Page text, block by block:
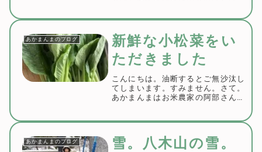
ブログかいてなかったですよ」「私
も見てますー！」とお迎えの車の中
でお尻を叩...
あかまんまのブログ
新鮮な小松菜をい
ただきました
こんにちは。油断するとご無沙汰し
てしまいます。すみません。さて。
あかまんまはお米農家の阿部さんか
にたくさんの小松菜をいただきまし
た。ほんの少しだけ大きくて規格外
になってしまった...
あかまんまのブログ 雪。八木山の雪。